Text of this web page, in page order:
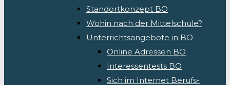
Standortkonzept BO
Wohin nach der Mittelschule?
Unterrichtsangebote in BO
Online Adressen BO
Interessentests BO
Sich im Internet Berufs-